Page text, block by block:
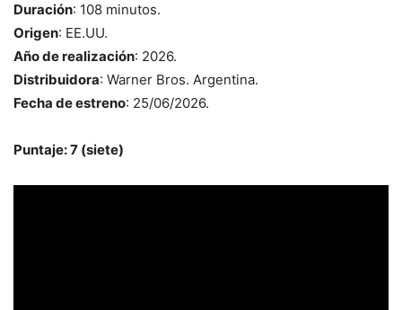
Duración: 108 minutos.
Origen: EE.UU.
Año de realización: 2026.
Distribuidora: Warner Bros. Argentina.
Fecha de estreno: 25/06/2026.
Puntaje: 7 (siete)